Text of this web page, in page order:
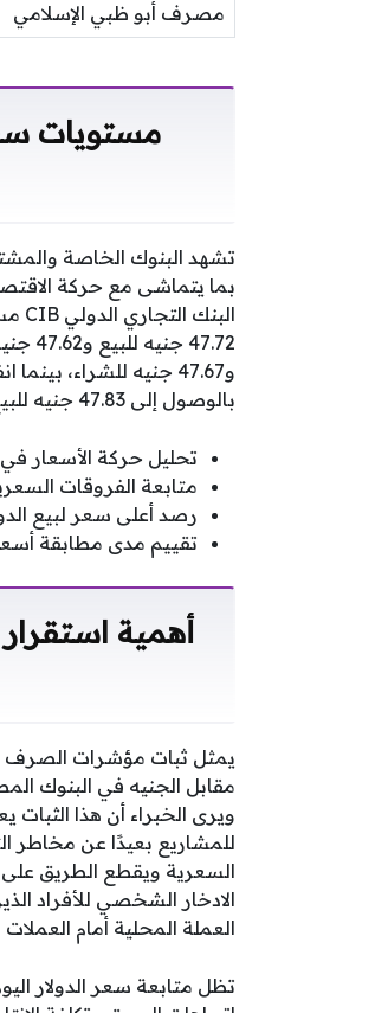
مصرف أبو ظبي الإسلامي
مستويات
تشهد البنوك الخاصة
بما يتماشى مع حركة
و47.67 جنيه للشراء،
بالوصول إلى 47.83 جنيه للبيع و47.73 جنيه للشراء للراغبين في تبديل العملات في التعاملات المسائية للبنك.
تحليل حركة الأسعار في
متابعة الفروقات
رصد أعلى سعر لبيع
تقييم مدى مطابقة
أهمية
يمثل ثبات مؤشرات الصرف
مقابل الجنيه في البنوك
ويرى الخبراء أن هذا
للمشاريع بعيدًا عن مخاطر
السعرية ويقطع الطريق على
الادخار الشخصي للأفراد
العملة المحلية أمام
تظل متابعة سعر الدولار